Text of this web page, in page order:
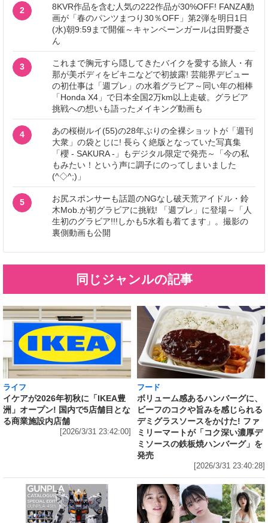
2
8KVR作品を含む人気の222作品が30%OFF! FANZA動
画が「春のパンツまつり30％OFF」第2弾を明日1日
(水)朝9:59まで開催～キャンペーンガールは田野憂さ
ん
3
これまで胸元すら隠してきたバイクを愛する旅人・有
那が美ボディをビキニなどで初披露! 芸能界デビュー
の初仕事は「週プレ」の水着グラビア～同い年の相棒
「Honda X4」で日本全国2万km以上走破。グラビア
挑戦への想いも語ったメイキング動画も
4
あの桜樹ルイ(55)の28年ぶりの全裸ショットが「週刊
大衆」の袋とじに! 長らく絶版となっていた写真集
「櫻 - SAKURA -」もデジタル限定で発売～「今の私
もみたい！という声に調子にのってしまいました
(^◇^;)」
5
お尻スポンサーも話題のNGなし破天荒アイドル・鈴
木Mob.が初グラビアに挑戦! 「週プレ」に登場～「人
生初のグラビア!!!しかも5水着も着てます」。撮影の
裏側動画も公開
同じジャンルの記事
ライフ
イケアが2026年初秋に「IKEA豊
洲」オープン! 国内で5店舗目とな
る商業施設内店舗
[2026/3/31 23:42:00]
フード
ボリューム感あるハンバーグに、
ビーフのコクや旨みを感じられる
デミグラスソースをかけた! ファ
ミリーマートが「コク深い濃厚デ
ミソースの鉄板焼ハンバーグ」を
発売
[2026/3/31 23:40:28]